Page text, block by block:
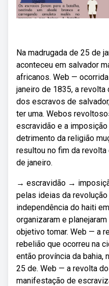
Na madrugada de 25 de
aconteceu em salvador
africanos. Web —
janeiro de 1835, a
dos escravos de
ter uma. Webos
escravidão e a
detrimento da religião
resultou no fim da
de janeiro.
→ escravidão →
pelas ideias da revolução
independência do haiti
organizaram e
objetivo tomar. Web — a
rebelião que ocorreu na
então província da bahia,
25 de. Web — a revolta
manifestação de